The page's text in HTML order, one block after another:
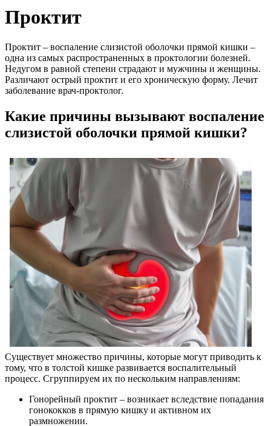
Проктит
Проктит – воспаление слизистой оболочки прямой кишки –
одна из самых распространенных в проктологии болезней.
Недугом в равной степени страдают и мужчины и женщины.
Различают острый проктит и его хроническую форму. Лечит
заболевание врач-проктолог.
Какие причины вызывают воспаление
слизистой оболочки прямой кишки?
Существует множество причины, которые могут приводить к
тому, что в толстой кишке развивается воспалительный
процесс. Сгруппируем их по нескольким направлениям:
Гонорейный проктит – возникает вследствие попадания
гонококков в прямую кишку и активном их
размножении.